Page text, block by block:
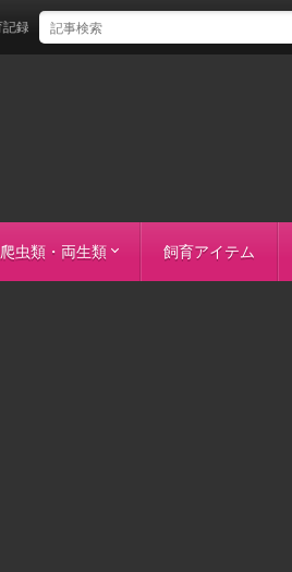
爬虫類・両生類 飼育アイテム